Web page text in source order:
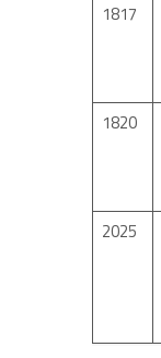
1817
1820
2025